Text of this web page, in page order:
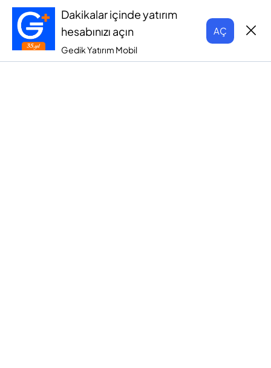
Dakikalar içinde yatırım
hesabınızı açın
Gedik Yatırım Mobil
AÇ